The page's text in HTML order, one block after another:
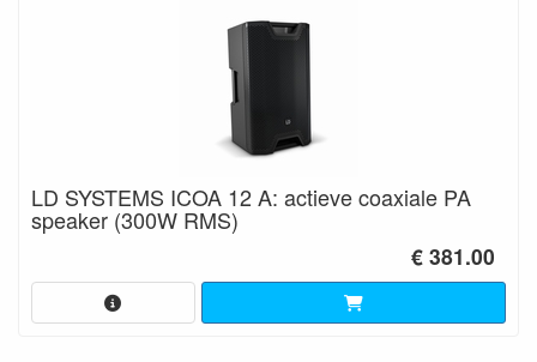
LD SYSTEMS ICOA 12 A: actieve coaxiale PA
speaker (300W RMS)
€ 381.00